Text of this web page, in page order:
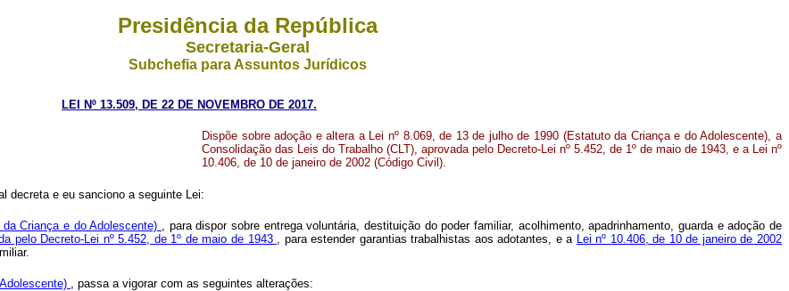
Presidência da República
Secretaria-Geral
Subchefia para Assuntos Jurídicos
LEI Nº 13.509, DE 22 DE NOVEMBRO DE 2017.
Dispõe sobre adoção e altera a Lei nº 8.069, de 13 de julho de 1990 (Estatuto da Criança e do Adolescente), a
Consolidação das Leis do Trabalho (CLT), aprovada pelo Decreto-Lei nº 5.452, de 1º de maio de 1943, e a Lei nº
10.406, de 10 de janeiro de 2002 (Código Civil).
decreta e eu sanciono a seguinte Lei:
Criança e do Adolescente) , para dispor sobre entrega voluntária, destituição do poder familiar, acolhimento, apadrinhamento, guarda e adoção de
pelo Decreto-Lei nº 5.452, de 1º de maio de 1943 , para estender garantias trabalhistas aos adotantes, e a Lei nº 10.406, de 10 de janeiro de 2002
, passa a vigorar com as seguintes alterações: